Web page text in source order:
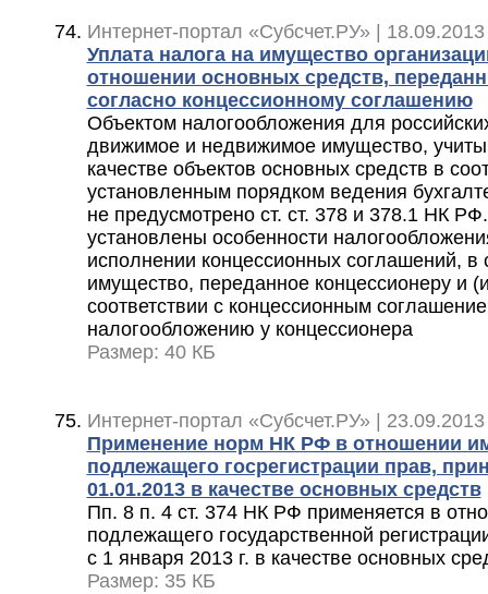
Интернет-портал «Субсчет.РУ» |
Уплата налога на имущество
отношении основных средств,
согласно концессионному соглашению
Объектом налогообложения для
движимое и недвижимое имущество,
качестве объектов основных средств в
установленным порядком ведения
не предусмотрено ст. ст. 378 и 378.1 НК
установлены особенности
исполнении концессионных соглашений, в
имущество, переданное концессионеру и
соответствии с концессионным
налогообложению у концессионера
Размер: 40 КБ
Интернет-портал «Субсчет.РУ» |
Применение норм НК РФ в отношении
подлежащего госрегистрации прав,
01.01.2013 в качестве основных средств
Пп. 8 п. 4 ст. 374 НК РФ применяется в
подлежащего государственной
с 1 января 2013 г. в качестве основных
Размер: 35 КБ